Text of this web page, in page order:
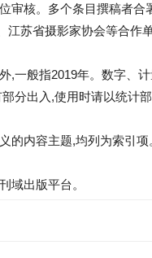
审核。多个条目撰稿者合
江苏省摄影家协会等合作
,一般指2019年。数字、
分出入,使用时请以统计部
的内容主题,均列为索引项
域出版平台。